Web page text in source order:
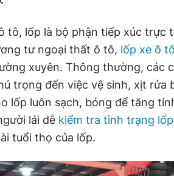
tô, lốp là bộ phận tiếp xúc trực
tư ngoại thất ô tô, lốp xe ô tô
xuyên. Thông thường, các
trọng đến việc vệ sinh, xịt rửa
lốp luôn sạch, bóng để tăng
lái dễ kiểm tra tình trạng lốp
tuổi thọ của lốp.